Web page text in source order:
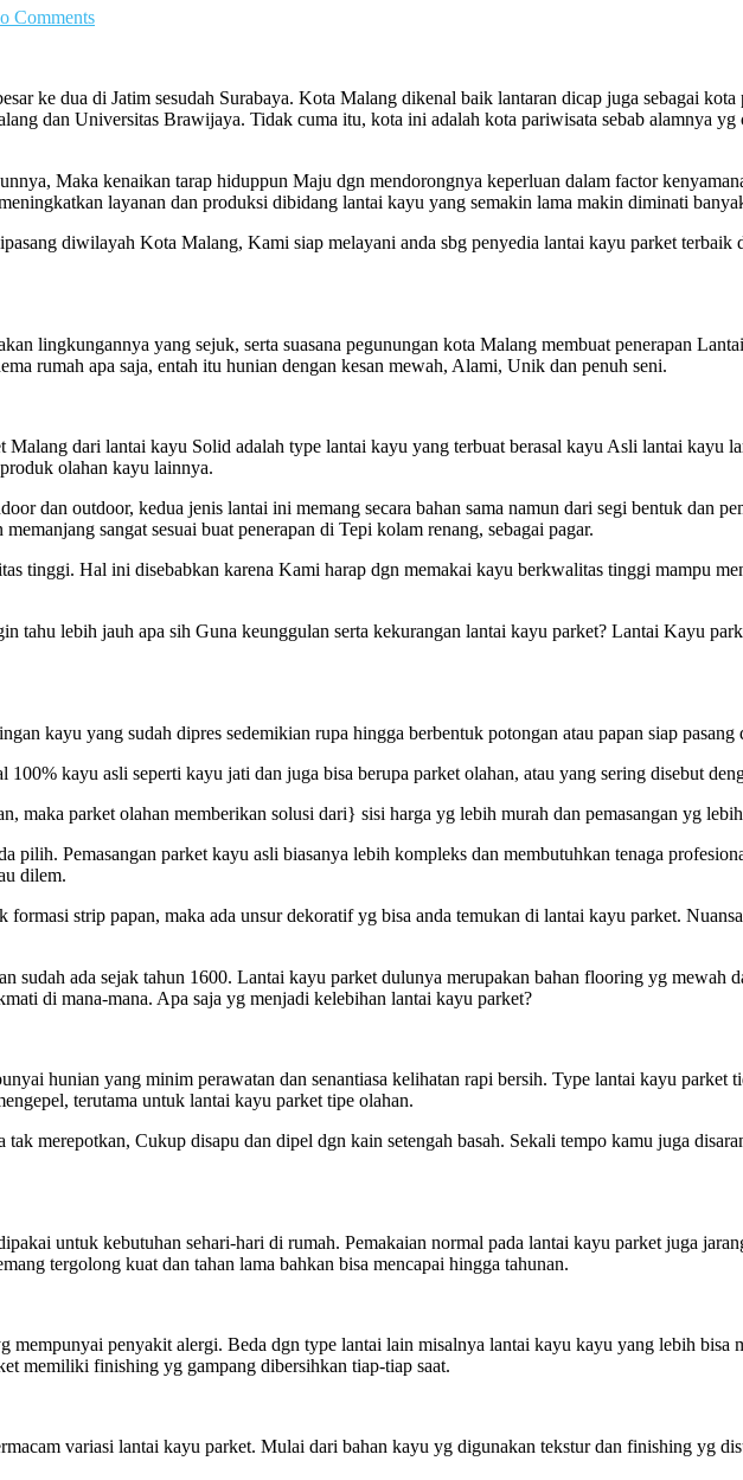
Comments
ke dua di Jatim sesudah Surabaya. Kota Malang dikenal baik lantaran dicap juga sebagai
dan Universitas Brawijaya. Tidak cuma itu, kota ini adalah kota pariwisata sebab alamnya
Maka kenaikan tarap hiduppun Maju dgn mendorongnya keperluan dalam factor
layanan dan produksi dibidang lantai kayu yang semakin lama makin diminati
diwilayah Kota Malang, Kami siap melayani anda sbg penyedia lantai kayu parket terbaik
lingkungannya yang sejuk, serta suasana pegunungan kota Malang membuat penerapan
rumah apa saja, entah itu hunian dengan kesan mewah, Alami, Unik dan penuh seni.
dari lantai kayu Solid adalah type lantai kayu yang terbuat berasal kayu Asli lantai kayu
olahan kayu lainnya.
dan outdoor, kedua jenis lantai ini memang secara bahan sama namun dari segi bentuk dan
sangat sesuai buat penerapan di Tepi kolam renang, sebagai pagar.
tinggi. Hal ini disebabkan karena Kami harap dgn memakai kayu berkwalitas tinggi mampu
tahu lebih jauh apa sih Guna keunggulan serta kekurangan lantai kayu parket? Lantai Kayu
kayu yang sudah dipres sedemikian rupa hingga berbentuk potongan atau papan siap pasang
kayu asli seperti kayu jati dan juga bisa berupa parket olahan, atau yang sering disebut
maka parket olahan memberikan solusi dari} sisi harga yg lebih murah dan pemasangan yg
pilih. Pemasangan parket kayu asli biasanya lebih kompleks dan membutuhkan tenaga
dilem.
strip papan, maka ada unsur dekoratif yg bisa anda temukan di lantai kayu parket.
sudah ada sejak tahun 1600. Lantai kayu parket dulunya merupakan bahan flooring yg mewah
di mana-mana. Apa saja yg menjadi kelebihan lantai kayu parket?
hunian yang minim perawatan dan senantiasa kelihatan rapi bersih. Type lantai kayu parket
terutama untuk lantai kayu parket tipe olahan.
merepotkan, Cukup disapu dan dipel dgn kain setengah basah. Sekali tempo kamu juga
untuk kebutuhan sehari-hari di rumah. Pemakaian normal pada lantai kayu parket juga
tergolong kuat dan tahan lama bahkan bisa mencapai hingga tahunan.
penyakit alergi. Beda dgn type lantai lain misalnya lantai kayu kayu yang lebih bisa
memiliki finishing yg gampang dibersihkan tiap-tiap saat.
variasi lantai kayu parket. Mulai dari bahan kayu yg digunakan tekstur dan finishing yg